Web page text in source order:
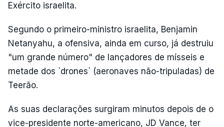
Exército israelita.
Segundo o primeiro-ministro israelita, Benjamin
Netanyahu, a ofensiva, ainda em curso, já destruiu
"um grande número" de lançadores de mísseis e
metade dos `drones` (aeronaves não-tripuladas) de
Teerão.
As suas declarações surgiram minutos depois de o
vice-presidente norte-americano, JD Vance, ter